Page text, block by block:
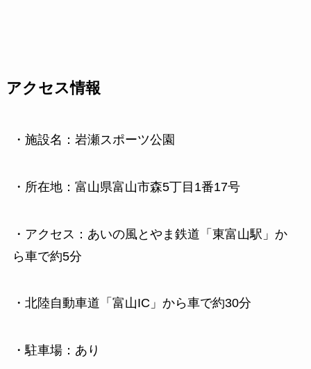
アクセス情報
・施設名：岩瀬スポーツ公園
・所在地：富山県富山市森5丁目1番17号
・アクセス：あいの風とやま鉄道「東富山駅」か
ら車で約5分
・北陸自動車道「富山IC」から車で約30分
・駐車場：あり